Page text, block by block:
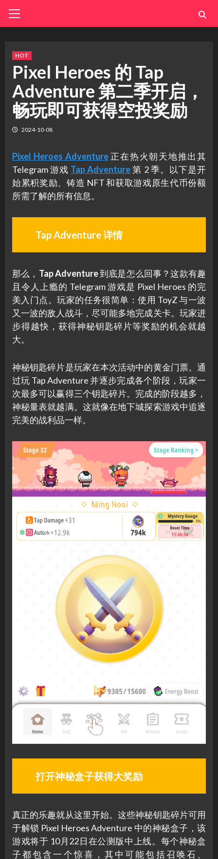
Menu
HOT
Pixel Heroes 的 Tap
Adventure 第二季开启，
畅玩即可获得空投奖励
2024-10-08
Pixel Heroes Adventure正在热火朝天地推出其
Telegram 游戏 Tap Adventure 第 2 季。以下是开
始累积奖励、铸造 NFT 和获取游戏原生代币份额
所需了解的所有信息。
Tap Adventure 详情
那么， Tap Adventure到底是怎么回事？这款有趣
且令人上瘾的 Telegram 游戏是 Pixel Heroes 的完
美入门点。玩家的任务很简单：使用 ToyZ 与一波
又一波的敌人战斗，尽可能多地完成关卡。玩家进
步得越快，获得神秘钥匙碎片等奖励的机会就越
大。
神秘钥匙碎片是玩家在本次活动中的黄金门票。通
过玩 Tap Adventure 并逐步完成各个阶段，玩家一
次最多可以赢得三个钥匙碎片。完成的阶段越多，
神秘量表就越满。这就像在地下城探索游戏中追逐
完美的战利品一样。
打开神秘盒子获得大奖励
真正的乐趣就从这里开始。这些神秘钥匙碎片可用
于解锁 Pixel Heroes Adventure 中的神秘盒子，该
游戏将于 10月22日在公测版中上线。每个神秘盒
子都包含一个惊喜，其中可能包括召唤石、